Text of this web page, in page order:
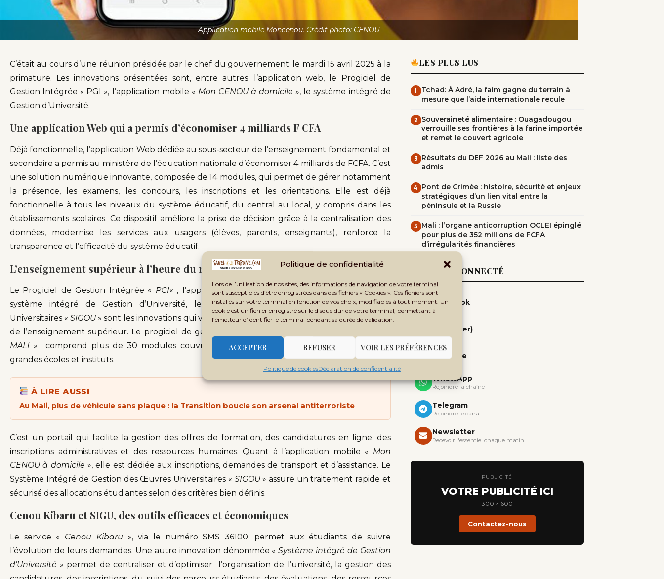
Politique de confidentialité
Lors de l’utilisation de nos sites, des informations de navigation de votre terminal
sont susceptibles d’être enregistrées dans des fichiers « Cookies ». Ces fichiers sont
installés sur votre terminal en fonction de vos choix, modifiables à tout moment. Un
cookie est un fichier enregistré sur le disque dur de votre terminal, permettant à
l’émetteur d’identifier le terminal pendant sa durée de validation.
ACCEPTER REFUSER VOIR LES PRÉFÉRENCES
Politique de cookiesDéclaration de confidentialité
Application mobile Moncenou. Crédit photo: CENOU
C’était au cours d’une réunion présidée par le chef du gouvernement, le mardi 15 avril 2025 à la
primature. Les innovations présentées sont, entre autres, l’application web, le Progiciel de
Gestion Intégrée « PGI », l’application mobile « Mon CENOU à domicile », le système intégré de
Gestion d’Université.
Une application Web qui a permis d’économiser 4 milliards F CFA
Déjà fonctionnelle, l’application Web dédiée au sous-secteur de l’enseignement fondamental et
secondaire a permis au ministère de l’éducation nationale d’économiser 4 milliards de FCFA. C’est
une solution numérique innovante, composée de 14 modules, qui permet de gérer notamment
la présence, les examens, les concours, les inscriptions et les orientations. Elle est déjà
fonctionnelle à tous les niveaux du système éducatif, du central au local, y compris dans les
établissements scolaires. Ce dispositif améliore la prise de décision grâce à la centralisation des
données, modernise les services aux usagers (élèves, parents, enseignants), renforce la
transparence et l’efficacité du système éducatif.
L’enseignement supérieur à l’heure du numérique
Le Progiciel de Gestion Intégrée « PGI« , l’application mobile «Mon CENOU à domicile», le
système intégré de Gestion d’Université, le système Intégré de Gestion des Œuvres
Universitaires «SIGOU » sont les innovations qui vont permettre une gestion optimale et efficace
de l’enseignement supérieur. Le progiciel de gestion intégrée dénommé «
MALI » comprend plus de 30 modules couvrant l’ensemble des processus des universités,
grandes écoles et instituts.
À LIRE AUSSI
Au Mali, plus de véhicule sans plaque : la Transition boucle son arsenal antiterroriste
C’est un portail qui facilite la gestion des offres de formation, des candidatures en ligne, des
inscriptions administratives et des ressources humaines. Quant à l’application mobile « Mon
CENOU à domicile », elle est dédiée aux inscriptions, demandes de transport et d’assistance. Le
Système Intégré de Gestion des Œuvres Universitaires « SIGOU» assure un traitement rapide et
sécurisé des allocations étudiantes selon des critères bien définis.
Cenou Kibaru et SIGU, des outils efficaces et économiques
Le service « Cenou Kibaru », via le numéro SMS 36100, permet aux étudiants de suivre
l’évolution de leurs demandes. Une autre innovation dénommée «Système intégré de Gestion
d’Université » permet de centraliser et d’optimiser l’organisation de l’université, la gestion des
LES PLUS LUS
1
Tchad: À Adré, la faim gagne du terrain à
mesure que l’aide internationale recule
2 Souveraineté alimentaire : Ouagadougou
verrouille ses frontières à la farine importée
et remet le couvert agricole
3 Résultats du DEF 2026 au Mali : liste des
admis
4 Pont de Crimée : histoire, sécurité et enjeux
stratégiques d’un lien vital entre la
péninsule et la Russie
5 Mali : l’organe anticorruption OCLEI épinglé
pour plus de 352 millions de FCFA
d’irrégularités financières
RESTEZ CONNECTÉ
Facebook
X (Twitter)
YouTube
WhatsApp
Rejoindre la chaîne
Telegram
Rejoindre le canal
Newsletter
Recevoir l'essentiel chaque matin
PUBLICITÉ
VOTRE PUBLICITÉ ICI
300 × 600
Contactez-nous